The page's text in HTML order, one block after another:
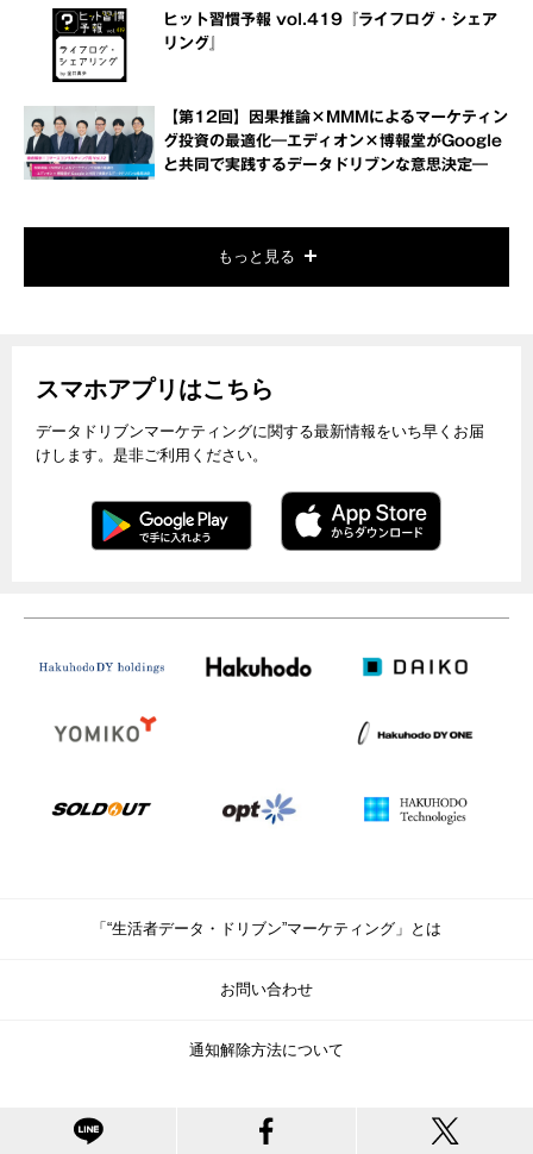
ヒット習慣予報 vol.419『ライフログ・シェア
リング』
【第12回】因果推論×MMMによるマーケティン
グ投資の最適化―エディオン×博報堂がGoogle
と共同で実践するデータドリブンな意思決定―
もっと見る
スマホアプリはこちら
データドリブンマーケティングに関する最新情報をいち早くお届
けします。是非ご利用ください。
「“生活者データ・ドリブン”マーケティング」とは
お問い合わせ
通知解除方法について
© Copyright Hakuhodo DY Holdings Inc. All rights reserved.